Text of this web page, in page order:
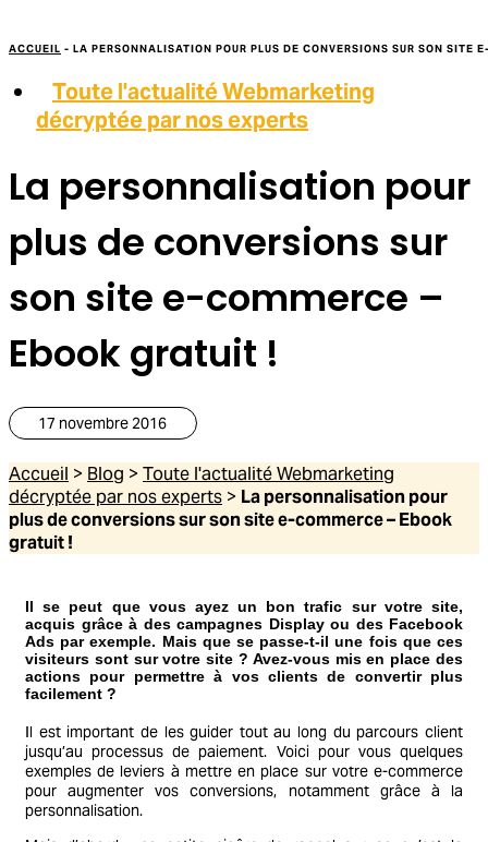
ACCUEIL - LA PERSONNALISATION POUR PLUS DE CONVERSIONS SUR SON SITE
Toute l'actualité Webmarketing
décryptée par nos experts
La personnalisation pour
plus de conversions sur
son site e-commerce –
Ebook gratuit !
17 novembre 2016
Accueil > Blog > Toute l'actualité Webmarketing
décryptée par nos experts > La personnalisation pour
plus de conversions sur son site e-commerce – Ebook
gratuit !
Il se peut que vous ayez un bon trafic sur votre site,
acquis grâce à des campagnes Display ou des Facebook
Ads par exemple. Mais que se passe-t-il une fois que ces
visiteurs sont sur votre site ? Avez-vous mis en place des
actions pour permettre à vos clients de convertir plus
facilement ?
Il est important de les guider tout au long du parcours client
jusqu’au processus de paiement. Voici pour vous quelques
exemples de leviers à mettre en place sur votre e-commerce
pour augmenter vos conversions, notamment grâce à la
personnalisation.